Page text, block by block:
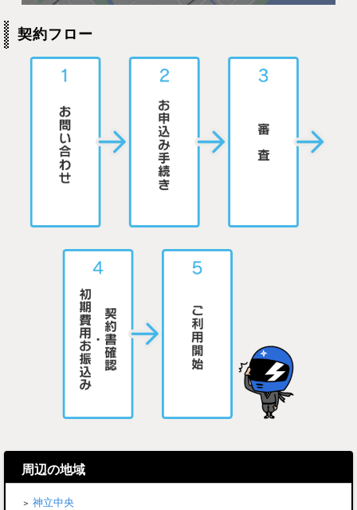
契約フロー
周辺の地域
神立中央